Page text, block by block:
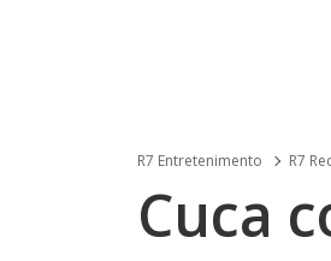
R7 Entretenimento R7
Cuca